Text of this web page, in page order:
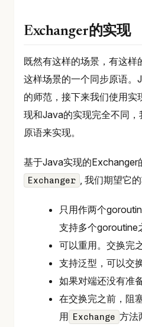
Exchanger的实现
既然有这样的场景，有这
这样场景的一个同步原语
的师范，接下来我们使用
现和Java的实现完全不同
原语来实现。
基于Java实现的Exchanger
Exchanger , 我们期望它
只用作两个
支持多个goroutine
可以重用。交换完
支持泛型，可以交
如果对端还没有准
在交换完之前，阻
用 Exchange 方法